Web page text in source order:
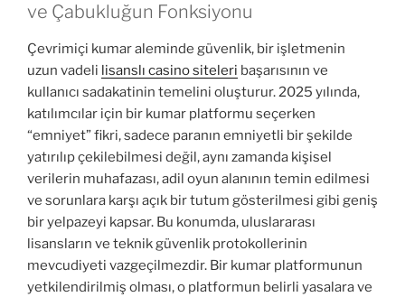
ve Çabukluğun Fonksiyonu
Çevrimiçi kumar aleminde güvenlik, bir işletmenin
uzun vadeli lisanslı casino siteleri başarısının ve
kullanıcı sadakatinin temelini oluşturur. 2025 yılında,
katılımcılar için bir kumar platformu seçerken
“emniyet” fikri, sadece paranın emniyetli bir şekilde
yatırılıp çekilebilmesi değil, aynı zamanda kişisel
verilerin muhafazası, adil oyun alanının temin edilmesi
ve sorunlara karşı açık bir tutum gösterilmesi gibi geniş
bir yelpazeyi kapsar. Bu konumda, uluslararası
lisansların ve teknik güvenlik protokollerinin
mevcudiyeti vazgeçilmezdir. Bir kumar platformunun
yetkilendirilmiş olması, o platformun belirli yasalara ve